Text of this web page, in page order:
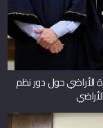
الأراضي حول دور نظم